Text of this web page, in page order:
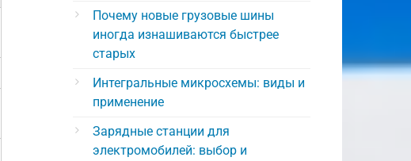
Почему новые грузовые шины
иногда изнашиваются быстрее
старых
Интегральные микросхемы: виды и
применение
Зарядные станции для
электромобилей: выбор и